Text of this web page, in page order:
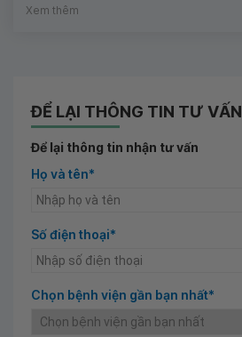
Xem thêm
ĐỂ LẠI THÔNG TIN TƯ VẤN
Để lại thông tin nhận tư vấn
Họ và tên*
Số điện thoại*
Chọn bệnh viện gần bạn nhất*